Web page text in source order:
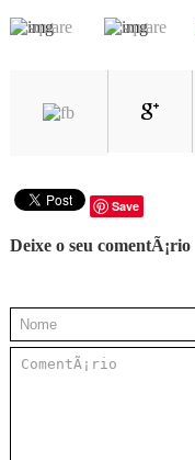
Save
Deixe o seu comentÃ¡rio